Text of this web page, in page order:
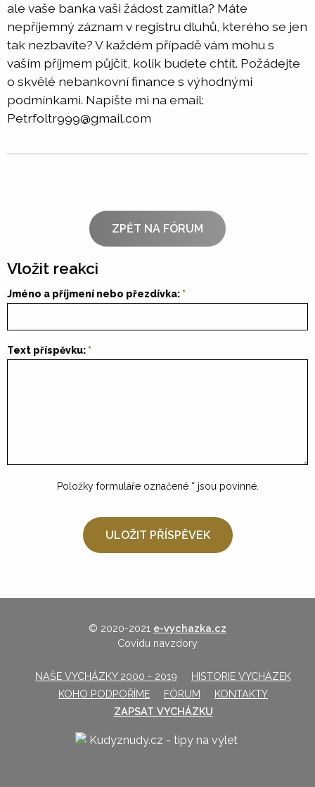
ale vaše banka vaši žádost zamítla? Máte
nepříjemný záznam v registru dluhů, kterého se jen
tak nezbavíte? V každém případě vám mohu s
vaším příjmem půjčit, kolik budete chtít. Požádejte
o skvělé nebankovní finance s výhodnými
podmínkami. Napište mi na email:
Petrfoltr999@gmail.com
ZPĚT NA FÓRUM
Vložit reakci
Jméno a příjmení nebo přezdívka:
Text příspěvku:
Položky formuláře označené * jsou povinné.
© 2020-2021 e-vychazka.cz
Covidu navzdory
NAŠE VYCHÁZKY 2000 - 2019
HISTORIE VYCHÁZEK
KOHO PODPOŘÍME
FÓRUM
KONTAKTY
ZAPSAT VYCHÁZKU